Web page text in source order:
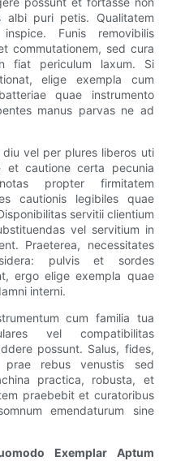
albi puri petis. Qualitatem
Funis removibilis
commutationem, sed cura
fiat periculum laxum. Si
elige exempla cum
quae instrumento
manus parvas ne ad
vel per plures liberos uti
et cautione certa pecunia
propter firmitatem
cautionis legibiles quae
servitii clientium
vel servitium in
Praeterea, necessitates
pulvis et sordes
ergo elige exempla quae
interni.
cum familia tua
vel compatibilitas
possunt. Salus, fides,
rebus venustis sed
practica, robusta, et
praebebit et curatoribus
emendaturum sine
Exemplar Aptum